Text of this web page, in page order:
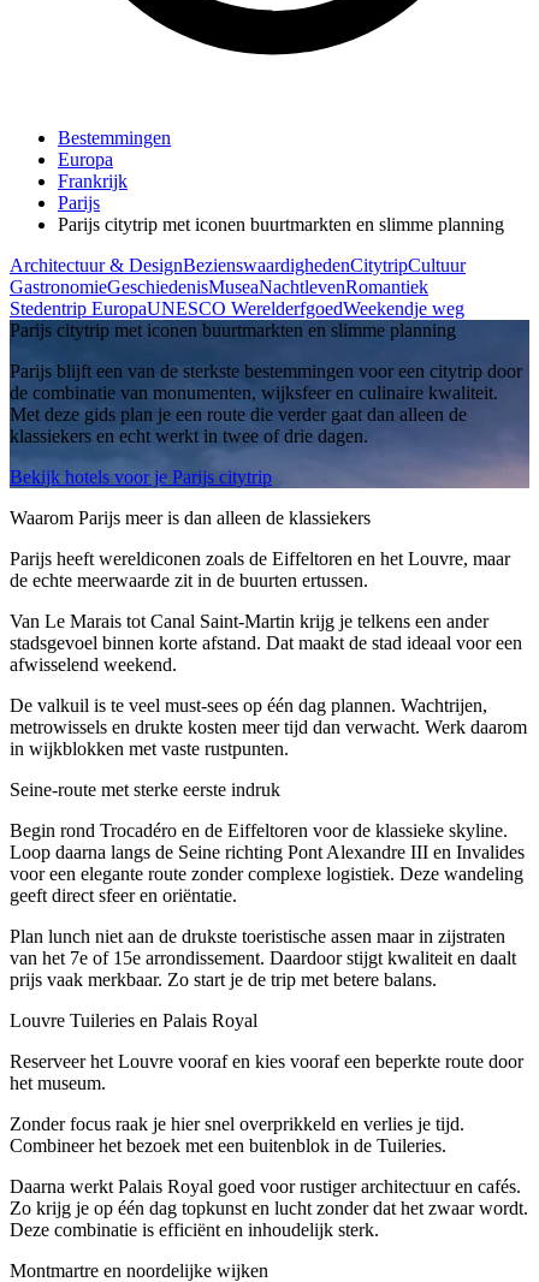
Bestemmingen
Europa
Frankrijk
Parijs
Parijs citytrip met iconen buurtmarkten en slimme planning
Architectuur & DesignBezienswaardighedenCitytripCultuur
GastronomieGeschiedenisMuseaNachtlevenRomantiek
Stedentrip EuropaUNESCO WerelderfgoedWeekendje weg
Parijs citytrip met iconen buurtmarkten en slimme planning
Parijs blijft een van de sterkste bestemmingen voor een citytrip door
de combinatie van monumenten, wijksfeer en culinaire kwaliteit.
Met deze gids plan je een route die verder gaat dan alleen de
klassiekers en echt werkt in twee of drie dagen.
Bekijk hotels voor je Parijs citytrip
Waarom Parijs meer is dan alleen de klassiekers
Parijs heeft wereldiconen zoals de Eiffeltoren en het Louvre, maar
de echte meerwaarde zit in de buurten ertussen.
Van Le Marais tot Canal Saint-Martin krijg je telkens een ander
stadsgevoel binnen korte afstand. Dat maakt de stad ideaal voor een
afwisselend weekend.
De valkuil is te veel must-sees op één dag plannen. Wachtrijen,
metrowissels en drukte kosten meer tijd dan verwacht. Werk daarom
in wijkblokken met vaste rustpunten.
Seine-route met sterke eerste indruk
Begin rond Trocadéro en de Eiffeltoren voor de klassieke skyline.
Loop daarna langs de Seine richting Pont Alexandre III en Invalides
voor een elegante route zonder complexe logistiek. Deze wandeling
geeft direct sfeer en oriëntatie.
Plan lunch niet aan de drukste toeristische assen maar in zijstraten
van het 7e of 15e arrondissement. Daardoor stijgt kwaliteit en daalt
prijs vaak merkbaar. Zo start je de trip met betere balans.
Louvre Tuileries en Palais Royal
Reserveer het Louvre vooraf en kies vooraf een beperkte route door
het museum.
Zonder focus raak je hier snel overprikkeld en verlies je tijd.
Combineer het bezoek met een buitenblok in de Tuileries.
Daarna werkt Palais Royal goed voor rustiger architectuur en cafés.
Zo krijg je op één dag topkunst en lucht zonder dat het zwaar wordt.
Deze combinatie is efficiënt en inhoudelijk sterk.
Montmartre en noordelijke wijken